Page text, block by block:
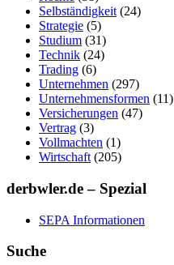
Selbständigkeit (24)
Strategie (5)
Studium (31)
Technik (24)
Trading (6)
Unternehmen (297)
Unternehmensformen (11)
Versicherungen (47)
Vertrag (3)
Vollmachten (1)
Wirtschaft (205)
derbwler.de – Spezial
SEPA Informationen
Suche